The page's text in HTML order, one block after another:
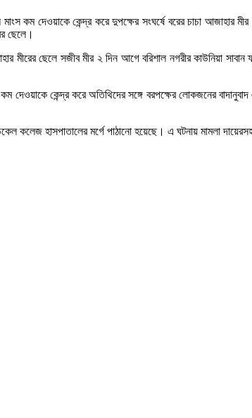
মাংস কম দেওয়াকে কেন্দ্র করে দুপক্ষের সংঘর্ষে বরের চাচা
ছেলে।
মীরের ছেলে সজীব মীর ২ দিন আগে বরিশাল নগরীর কাউনিয়া
কেন্দ্র করে অতিথিদের সঙ্গে বরপক্ষের লোকজনের
কলেজ হাসপাতালের মর্গে পাঠানো হয়েছে। এ ঘটনায় মামলা